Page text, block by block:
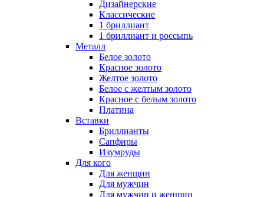
Дизайнерские
Классические
1 бриллиант
1 бриллиант и россыпь
Металл
Белое золото
Красное золото
Желтое золото
Белое с желтым золото
Красное с белым золото
Платина
Вставки
Бриллианты
Сапфиры
Изумруды
Для кого
Для женщин
Для мужчин
Для мужчин и женщин